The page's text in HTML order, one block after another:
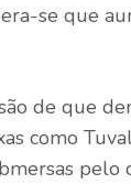
se que
de que
como
pelo